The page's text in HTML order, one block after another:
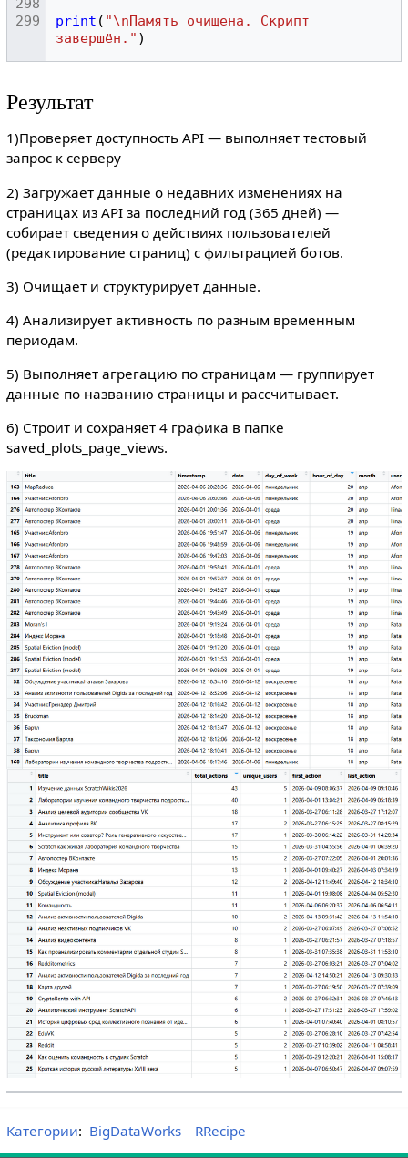
print ( "\nПамять очищена. Скрипт
завершён." )
Результат
1)Проверяет доступность API — выполняет тестовый
запрос к серверу
2) Загружает данные о недавних изменениях на
страницах из API за последний год (365 дней) —
собирает сведения о действиях пользователей
(редактирование страниц) с фильтрацией ботов.
3) Очищает и структурирует данные.
4) Анализирует активность по разным временным
периодам.
5) Выполняет агрегацию по страницам — группирует
данные по названию страницы и рассчитывает.
6) Строит и сохраняет 4 графика в папке
saved_plots_page_views.
Категории: BigDataWorks RRecipe